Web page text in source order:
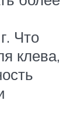
Что
клева,